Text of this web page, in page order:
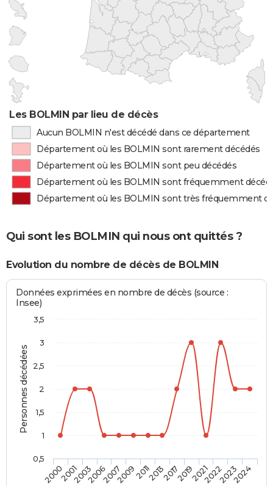
Les BOLMIN par lieu de décès
Aucun BOLMIN n'est décédé dans ce département
Département où les BOLMIN sont rarement décédés
Département où les BOLMIN sont peu décédés
Département où les BOLMIN sont fréquemment
Département où les BOLMIN sont très fréquemment
Qui sont les BOLMIN qui nous ont quittés ?
Evolution du nombre de décès de BOLMIN
Personnes décédées
Données exprimées en nombre de décès (source :
Insee)
20002001200320062007200920112013201720192021202220232024
0,5
1
1,5
2
2,5
3
3,5